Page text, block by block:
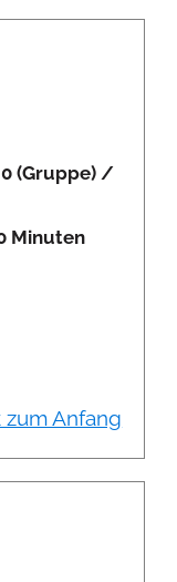
0 (Gruppe) /
Minuten
zum Anfang